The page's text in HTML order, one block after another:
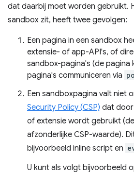
dat daarbij moet worden gebruikt.
sandbox zit, heeft twee gevolgen:
Een pagina in een sandbox
extensie- of app-API's, of
sandbox-pagina's (de pagina
pagina's communiceren via
Een sandboxpagina valt niet
Security Policy (CSP) dat
of extensie wordt gebruikt
afzonderlijke CSP-waarde).
bijvoorbeeld inline script en
U kunt als volgt bijvoorbeeld